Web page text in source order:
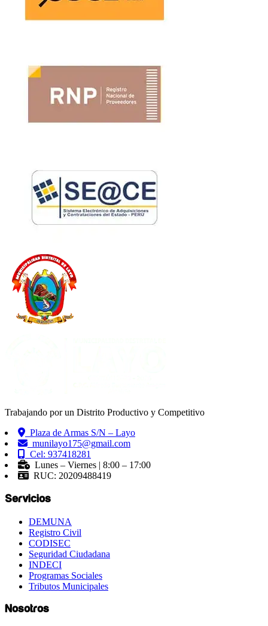
Trabajando por un Distrito Productivo y Competitivo
Plaza de Armas S/N – Layo
munilayo175@gmail.com
Cel: 937418281
Lunes – Viernes | 8:00 – 17:00
RUC: 20209488419
Servicios
DEMUNA
Registro Civil
CODISEC
Seguridad Ciudadana
INDECI
Programas Sociales
Tributos Municipales
Nosotros